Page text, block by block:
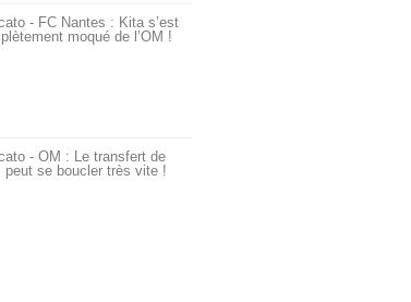
- FC Nantes : Kita s’est
moqué de l’OM !
- OM : Le transfert de
peut se boucler très vite !